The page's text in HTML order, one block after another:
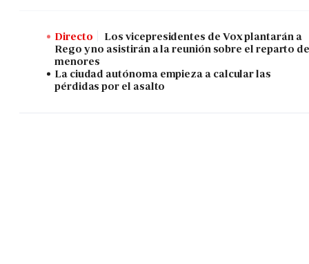
Directo
Los vicepresidentes de Vox plantarán a
Rego y no asistirán a la reunión sobre el reparto
menores
La ciudad autónoma empieza a calcular las
pérdidas por el asalto